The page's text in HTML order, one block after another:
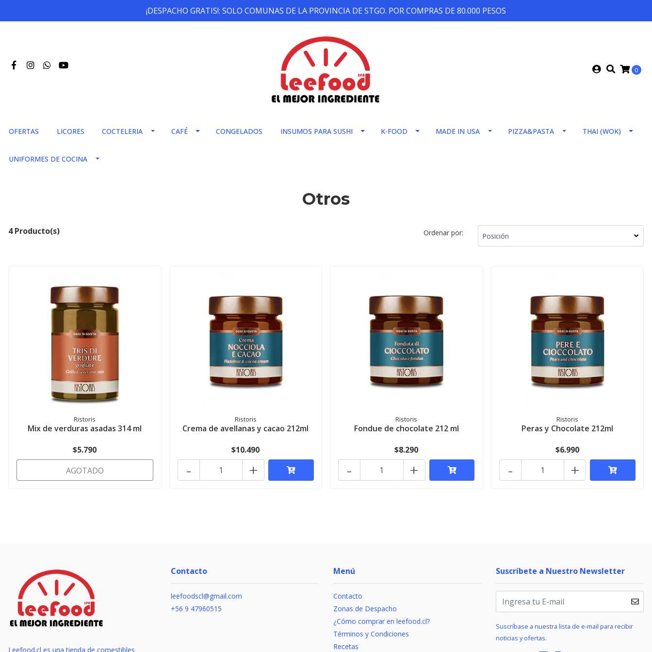
¡DESPACHO GRATIS!: SOLO COMUNAS DE LA PROVINCIA DE STGO. POR COMPRAS DE 80.000 PESOS
0
OFERTAS LICORES COCTELERIA CAFÉ CONGELADOS INSUMOS PARA SUSHI K-FOOD MADE IN USA PIZZA&PASTA THAI (WOK)
UNIFORMES DE COCINA
Otros
4 Producto(s) Ordenar por:
Ristoris
Mix de verduras asadas 314 ml
$5.790
AGOTADO
Ristoris
Crema de avellanas y cacao 212ml
$10.490
+
-
Ristoris
Fondue de chocolate 212 ml
$8.290
+
-
Ristoris
Peras y Chocolate 212ml
$6.990
+
-
Leefood.cl es una tienda de comestibles
Contacto
leefoodscl@gmail.com
+56 9 47960515
Menú
Contacto
Zonas de Despacho
¿Cómo comprar en leefood.cl?
Términos y Condiciones
Recetas
Suscríbete a Nuestro Newsletter
Suscríbase a nuestra lista de e-mail para recibir
noticias y ofertas.